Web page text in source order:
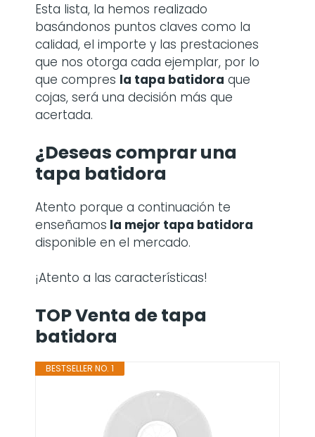
Esta lista, la hemos realizado
basándonos puntos claves como la
calidad, el importe y las prestaciones
que nos otorga cada ejemplar, por lo
que compres la tapa batidora que
cojas, será una decisión más que
acertada.
¿Deseas comprar una
tapa batidora
Atento porque a continuación te
enseñamos la mejor tapa batidora
disponible en el mercado.
¡Atento a las características!
TOP Venta de tapa
batidora
BESTSELLER NO. 1